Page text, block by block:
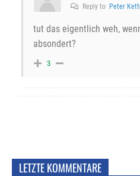
Reply to Peter
tut das eigentlich weh,
absondert?
3
LETZTE KOMMENTARE